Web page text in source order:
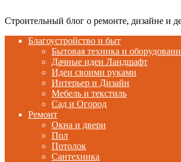
Строительный блог о ремонте, дизайне и
Благоустройство и быт
Бытовая техника и
Дачные идеи Ландшафт
Идеи своими руками
Интерьер и Дизайн
Мебель и текстиль
Сад и Огород
Ремонт
Окна и двери
Пол
Потолок
Сантехника